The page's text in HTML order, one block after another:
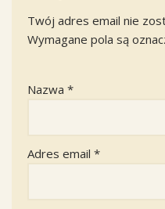
Twój adres email nie
Wymagane pola są
Nazwa *
Adres email *